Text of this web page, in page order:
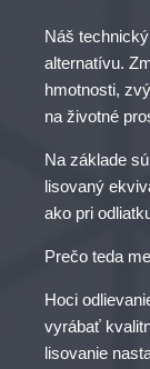
Náš
alternatívu.
hmotnosti,
na životné
Na základe
lisovaný
ako pri
Prečo teda
Hoci
vyrábať
lisovanie